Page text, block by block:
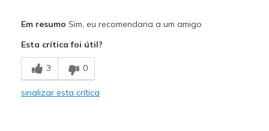
Breathe Well
Comfortable
Em resumo Sim, eu recomendaria a um amigo
Esta crítica foi útil?
3 0
sinalizar esta crítica